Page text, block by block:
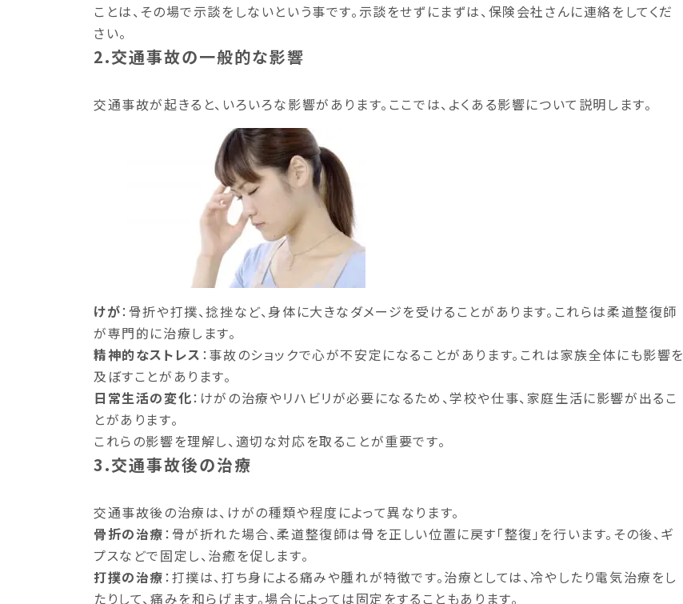
ことは、その場で示談をしないという事です。示談をせずにまずは、保険会社さんに連絡をしてくだ
さい。
2.交通事故の一般的な影響
交通事故が起きると、いろいろな影響があります。ここでは、よくある影響について説明します。
けが：骨折や打撲、捻挫など、身体に大きなダメージを受けることがあります。これらは柔道整復師
が専門的に治療します。
精神的なストレス ：事故のショックで心が不安定になることがあります。これは家族全体にも影響を
及ぼすことがあります。
日常生活の変化：けがの治療やリハビリが必要になるため、学校や仕事、家庭生活に影響が出るこ
とがあります。
これらの影響を理解し、適切な対応を取ることが重要です。
3.交通事故後の治療
交通事故後の治療は、けがの種類や程度によって異なります。
骨折の治療 ：骨が折れた場合、柔道整復師は骨を正しい位置に戻す「整復」を行います。その後、ギ
プスなどで固定し、治癒を促します。
打撲の治療 ：打撲は、打ち身による痛みや腫れが特徴です。治療としては、冷やしたり電気治療をし
たりして、痛みを和らげます。場合によっては固定をすることもあります。